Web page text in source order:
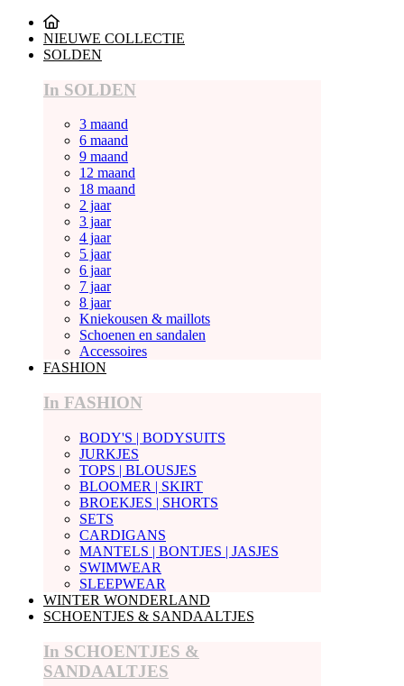
NIEUWE COLLECTIE
SOLDEN
In SOLDEN
3 maand
6 maand
9 maand
12 maand
18 maand
2 jaar
3 jaar
4 jaar
5 jaar
6 jaar
7 jaar
8 jaar
Kniekousen & maillots
Schoenen en sandalen
Accessoires
FASHION
In FASHION
BODY'S | BODYSUITS
JURKJES
TOPS | BLOUSJES
BLOOMER | SKIRT
BROEKJES | SHORTS
SETS
CARDIGANS
MANTELS | BONTJES | JASJES
SWIMWEAR
SLEEPWEAR
WINTER WONDERLAND
SCHOENTJES & SANDAALTJES
In SCHOENTJES &
SANDAALTJES